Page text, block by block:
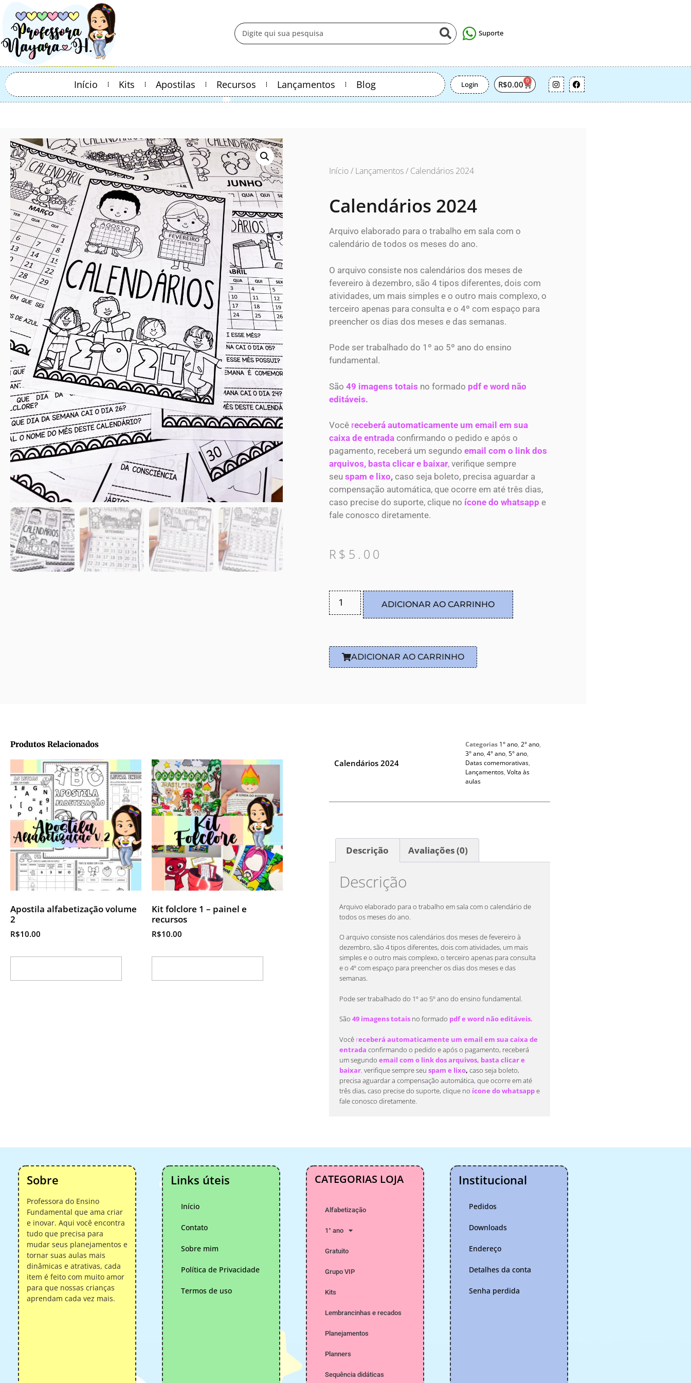
Suporte
Início Kits Apostilas Recursos Lançamentos Blog Login R$0.00 0
Início/ Lançamentos/ Calendários 2024
Calendários 2024
Arquivo elaborado para o trabalho em sala com o
calendário de todos os meses do ano.
O arquivo consiste nos calendários dos meses de
fevereiro à dezembro, são 4 tipos diferentes, dois com
atividades, um mais simples e o outro mais complexo, o
terceiro apenas para consulta e o 4º com espaço para
preencher os dias dos meses e das semanas.
Pode ser trabalhado do 1º ao 5º ano do ensino
fundamental.
São 49 imagens totais no formado pdf e word não
editáveis.
Você receberá automaticamente um email em sua
caixa de entrada confirmando o pedido e após o
pagamento, receberá um segundo email com o link dos
arquivos, basta clicar e baixar, verifique sempre
seu spam e lixo, caso seja boleto, precisa aguardar a
compensação automática, que ocorre em até três dias,
caso precise do suporte, clique no ícone do whatsapp e
fale conosco diretamente.
R$ 5.00
ADICIONAR AO CARRINHO
ADICIONAR AO CARRINHO
Produtos Relacionados
Apostila alfabetização volume
2
R$10.00
Kit folclore 1 – painel e
recursos
R$10.00
Calendários 2024
Categorias 1° ano, 2° ano,
3° ano, 4° ano, 5° ano,
Datas comemorativas,
Lançamentos, Volta às
aulas
Descrição Avaliações (0)
Descrição
Arquivo elaborado para o trabalho em sala com o calendário de
todos os meses do ano.
O arquivo consiste nos calendários dos meses de fevereiro à
dezembro, são 4 tipos diferentes, dois com atividades, um mais
simples e o outro mais complexo, o terceiro apenas para consulta
e o 4º com espaço para preencher os dias dos meses e das
semanas.
Pode ser trabalhado do 1º ao 5º ano do ensino fundamental.
São 49 imagens totais no formado pdf e word não editáveis.
Você receberá automaticamente um email em sua caixa de
entrada confirmando o pedido e após o pagamento, receberá
um segundo email com o link dos arquivos, basta clicar e
baixar, verifique sempre seu spam e lixo, caso seja boleto,
precisa aguardar a compensação automática, que ocorre em até
três dias, caso precise do suporte, clique no ícone do whatsappe
fale conosco diretamente.
Sobre
Professora do Ensino
Fundamental que ama criar
e inovar. Aqui você encontra
tudo que precisa para
mudar seus planejamentos e
tornar suas aulas mais
dinâmicas e atrativas, cada
item é feito com muito amor
para que nossas crianças
aprendam cada vez mais.
Links úteis
Início
Contato
Sobre mim
Política de Privacidade
Termos de uso
CATEGORIAS LOJA
Alfabetização
1° ano
Gratuito
Grupo VIP
Kits
Lembrancinhas e recados
Planejamentos
Planners
Sequência didáticas
Institucional
Pedidos
Downloads
Endereço
Detalhes da conta
Senha perdida